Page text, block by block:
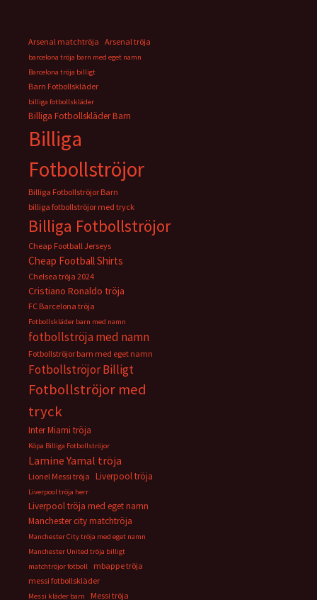
Arsenal matchtröja Arsenal tröja
barcelona tröja barn med eget namn
Barcelona tröja billigt
Barn Fotbollskläder
billiga fotbollskläder
Billiga Fotbollskläder Barn
Billiga
Fotbollströjor
Billiga Fotbollströjor Barn
billiga fotbollströjor med tryck
Billiga Fotbollströjor
Cheap Football Jerseys
Cheap Football Shirts
Chelsea tröja 2024
Cristiano Ronaldo tröja
FC Barcelona tröja
Fotbollskläder barn med namn
fotbollströja med namn
Fotbollströjor barn med eget namn
Fotbollströjor Billigt
Fotbollströjor med
tryck
Inter Miami tröja
Köpa Billiga Fotbollströjor
Lamine Yamal tröja
Lionel Messi tröja Liverpool tröja
Liverpool tröja herr
Liverpool tröja med eget namn
Manchester city matchtröja
Manchester City tröja med eget namn
Manchester United tröja billigt
matchtröjor fotboll
mbappe tröja
messi fotbollskläder
Messi kläder barn Messi tröja